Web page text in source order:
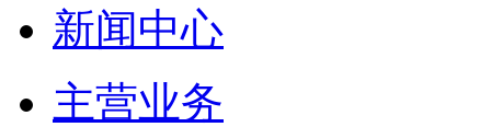
新闻中心
主营业务